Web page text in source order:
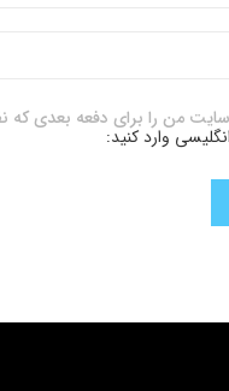
من را برای دفعه بعدی که
وارد کنید: